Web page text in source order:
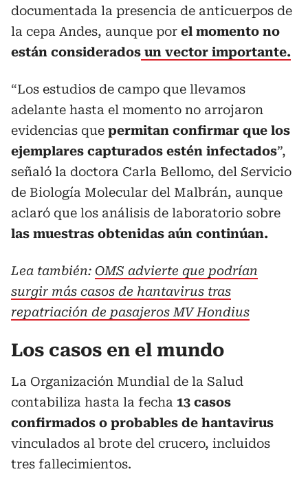
documentada la presencia de anticuerpos de
la cepa Andes, aunque por el momento no
están considerados un vector importante.
“Los estudios de campo que llevamos
adelante hasta el momento no arrojaron
evidencias que permitan confirmar que los
ejemplares capturados estén infectados”,
señaló la doctora Carla Bellomo, del Servicio
de Biología Molecular del Malbrán, aunque
aclaró que los análisis de laboratorio sobre
las muestras obtenidas aún continúan.
Lea también: OMS advierte que podrían
surgir más casos de hantavirus tras
repatriación de pasajeros MV Hondius
Los casos en el mundo
La Organización Mundial de la Salud
contabiliza hasta la fecha 13 casos
confirmados o probables de hantavirus
vinculados al brote del crucero, incluidos
tres fallecimientos.